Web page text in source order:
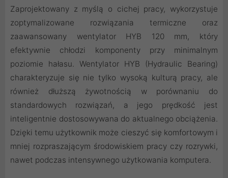
Zaprojektowany z myślą o cichej pracy, wykorzystuje
zoptymalizowane rozwiązania termiczne oraz
zaawansowany wentylator HYB 120 mm, który
efektywnie chłodzi komponenty przy minimalnym
poziomie hałasu. Wentylator HYB (Hydraulic Bearing)
charakteryzuje się nie tylko wysoką kulturą pracy, ale
również dłuższą żywotnością w porównaniu do
standardowych rozwiązań, a jego prędkość jest
inteligentnie dostosowywana do aktualnego obciążenia.
Dzięki temu użytkownik może cieszyć się komfortowym i
mniej rozpraszającym środowiskiem pracy czy rozrywki,
nawet podczas intensywnego użytkowania komputera.